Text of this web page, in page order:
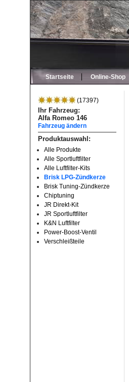
Startseite Online-Shop
(17397)
Ihr Fahrzeug:
Alfa Romeo 146
Fahrzeug ändern
Produktauswahl:
Alle Produkte
Alle Sportluftfilter
Alle Luftfilter-Kits
Brisk LPG-Zündkerze
Brisk Tuning-Zündkerze
Chiptuning
JR Direkt-Kit
JR Sportluftfilter
K&N Luftfilter
Power-Boost-Ventil
Verschleißteile